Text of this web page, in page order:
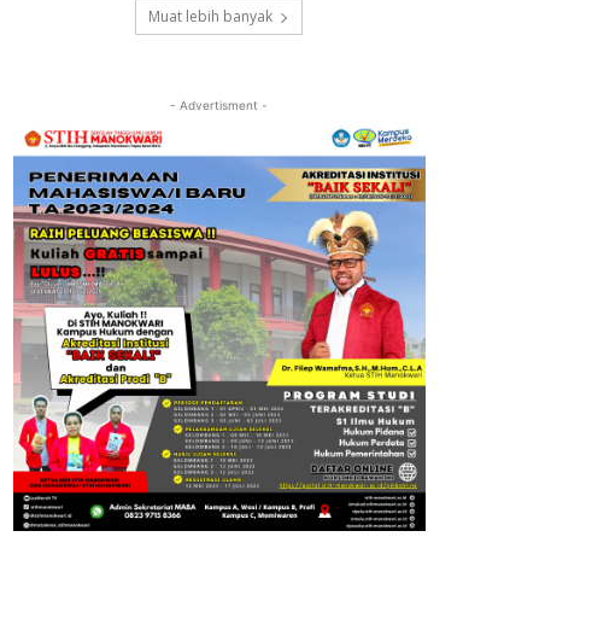
Muat lebih banyak
- Advertisment -